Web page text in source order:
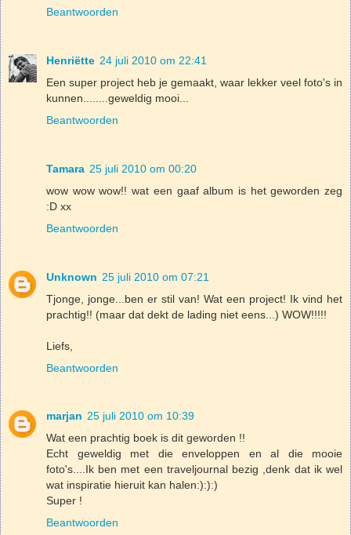
Beantwoorden
Henriëtte 24 juli 2010 om 22:41
Een super project heb je gemaakt, waar lekker veel foto's in
kunnen........geweldig mooi...
Beantwoorden
Tamara 25 juli 2010 om 00:20
wow wow wow!! wat een gaaf album is het geworden zeg
:D xx
Beantwoorden
Unknown 25 juli 2010 om 07:21
Tjonge, jonge...ben er stil van! Wat een project! Ik vind het
prachtig!! (maar dat dekt de lading niet eens...) WOW!!!!!
Liefs,
Beantwoorden
marjan 25 juli 2010 om 10:39
Wat een prachtig boek is dit geworden !!
Echt geweldig met die enveloppen en al die mooie
foto's....Ik ben met een traveljournal bezig ,denk dat ik wel
wat inspiratie hieruit kan halen:):):)
Super !
Beantwoorden